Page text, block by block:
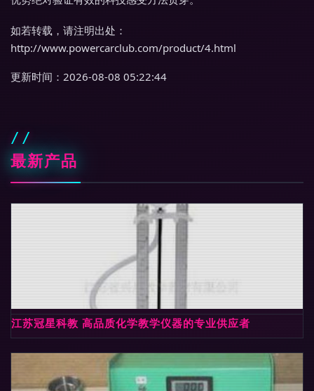
如若转载，请注明出处：
http://www.powercarclub.com/product/4.html
更新时间：2026-08-08 05:22:44
最新产品
江苏冠星科教 高品质化学教学仪器的专业供应者